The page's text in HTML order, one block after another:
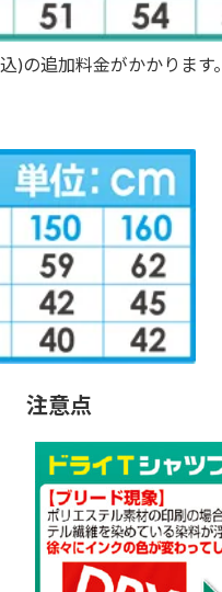
)の追加料金がかかります。
注意点